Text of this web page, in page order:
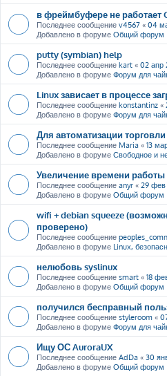
в фреймбуфере не работает
Последнее сообщение v4567 « 04
Добавлено в форуме Общий форум
putty (symbian) help
Последнее сообщение kart « 02 апр
Добавлено в форуме Форум для
Linux зависает в процессе
Последнее сообщение konstantinz «
Добавлено в форуме Форум для
Для автоматизации
Последнее сообщение Maria « 13
Добавлено в форуме Свободное и
Увеличение времени работы
Последнее сообщение anyr « 29 фев
Добавлено в форуме Общий форум
wifi + debian squeeze
проверено)
Последнее сообщение
Добавлено в форуме Linux,
нелюбовь syslinux
Последнее сообщение smart « 18
Добавлено в форуме Общий форум
получился бесправный
Последнее сообщение styleroom «
Добавлено в форуме Форум для
Ищу ОС AuroraUX
Последнее сообщение AdDa « 30
Добавлено в форуме Общий форум